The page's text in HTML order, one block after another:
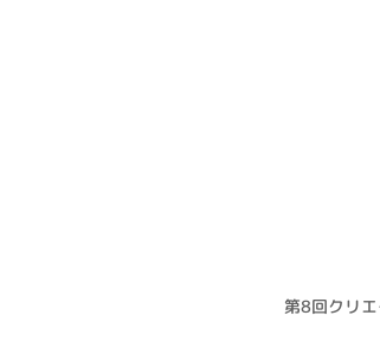
第8回クリエ